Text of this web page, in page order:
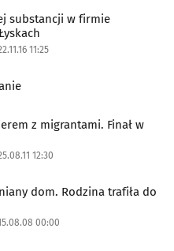
substancji w firmie
11:25
z migrantami. Finał w
12:30
dom. Rodzina trafiła do
00:00